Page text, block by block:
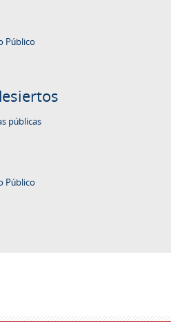
Público
públicas
Público